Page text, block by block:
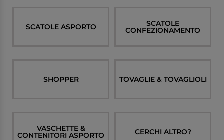
SCATOLE ASPORTO SCATOLE
CONFEZIONAMENTO
SHOPPER TOVAGLIE & TOVAGLIOLI
VASCHETTE &
CONTENITORI ASPORTO CERCHI ALTRO?